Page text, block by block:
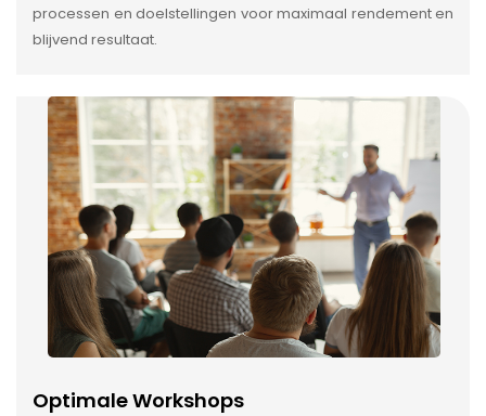
processen en doelstellingen voor maximaal rendement en
blijvend resultaat.
Optimale Workshops